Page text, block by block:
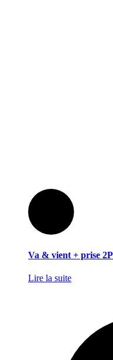
Va & vient + prise
Lire la suite